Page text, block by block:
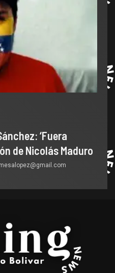
‘Fuera
de Nicolás Maduro